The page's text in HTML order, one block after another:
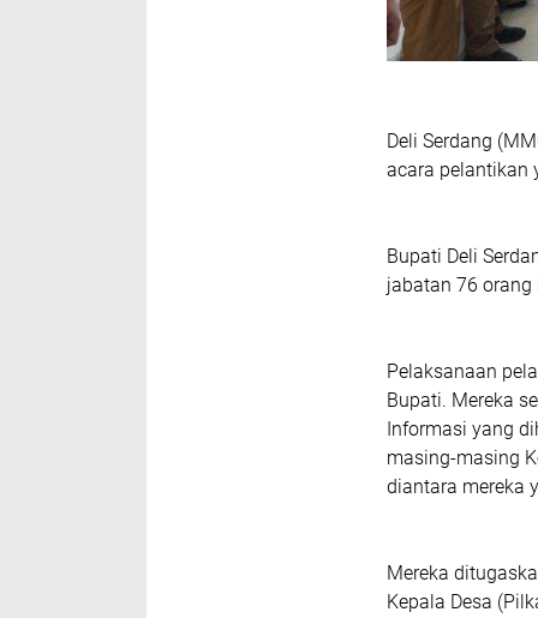
Deli Serdang
acara pelantikan
Bupati Deli
jabatan 76 orang
Pelaksanaan
Bupati. Mereka
Informasi yang
masing-masing
diantara mereka
Mereka
Kepala Desa